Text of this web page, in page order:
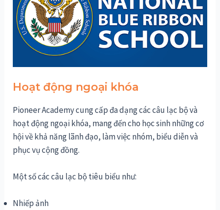
Hoạt động ngoại khóa
Pioneer Academy cung cấp đa dạng các câu lạc bộ và
hoạt động ngoại khóa, mang đến cho học sinh những cơ
hội về khả năng lãnh đạo, làm việc nhóm, biểu diễn và
phục vụ cộng đồng.
Một số các câu lạc bộ tiêu biểu như:
Nhiếp ảnh